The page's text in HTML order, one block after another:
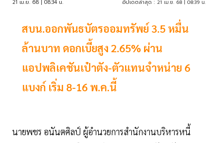
21 เม.ย. 68 | 08:34 น. อัปเดตล่าสุด : 21 เม.ย. 68 | 08:39 น.
สบน.ออกพันธบัตรออมทรัพย์ 3.5 หมื่น
ล้านบาท ดอกเบี้ยสูง 2.65% ผ่าน
แอปพลิเคชันเป๋าตัง-ตัวแทนจำหน่าย 6
แบงก์ เริ่ม 8-16 พ.ค.นี้
นายพชร อนันตศิลป์ ผู้อำนวยการสำนักงานบริหารหนี้